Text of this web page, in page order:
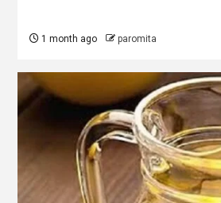
1 month ago paromita